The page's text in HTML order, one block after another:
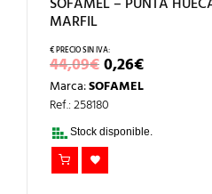
MARFIL
44,09€EL
PRECIO
ORIGINAL
ERA:
44,09€.
0,26€EL
PRECIO
ACTUAL
Marca:SOFAMEL
Ref.: 258180
Stock disponible.